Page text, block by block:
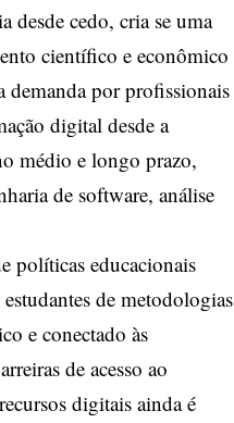
desde cedo, cria se uma
científico e econômico
demanda por profissionais
digital desde a
médio e longo prazo,
de software, análise
políticas educacionais
de metodologias
e conectado às
de acesso ao
digitais ainda é